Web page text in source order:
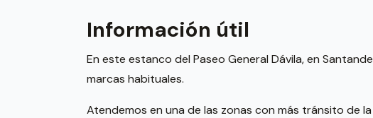
Información útil
En este estanco del Paseo General Dávila, en
marcas habituales.
Atendemos en una de las zonas con más tránsito de